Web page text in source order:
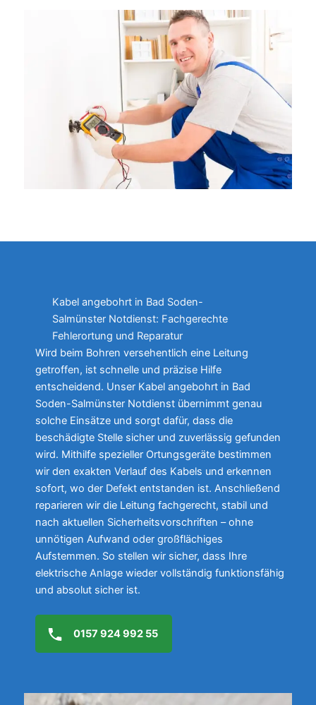
Kabel angebohrt in Bad Soden-
Salmünster Notdienst: Fachgerechte
Fehlerortung und Reparatur
Wird beim Bohren versehentlich eine Leitung
getroffen, ist schnelle und präzise Hilfe
entscheidend. Unser Kabel angebohrt in Bad
Soden-Salmünster Notdienst übernimmt genau
solche Einsätze und sorgt dafür, dass die
beschädigte Stelle sicher und zuverlässig gefunden
wird. Mithilfe spezieller Ortungsgeräte bestimmen
wir den exakten Verlauf des Kabels und erkennen
sofort, wo der Defekt entstanden ist. Anschließend
reparieren wir die Leitung fachgerecht, stabil und
nach aktuellen Sicherheitsvorschriften – ohne
unnötigen Aufwand oder großflächiges
Aufstemmen. So stellen wir sicher, dass Ihre
elektrische Anlage wieder vollständig funktionsfähig
und absolut sicher ist.
0157 924 992 55